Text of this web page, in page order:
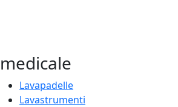
medicale
Lavapadelle
Lavastrumenti